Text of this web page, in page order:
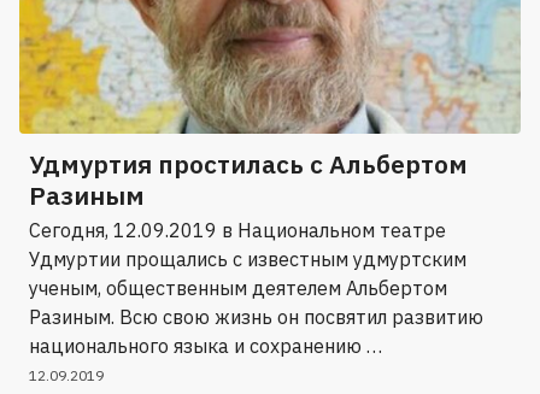
Удмуртия простилась с Альбертом
Разиным
Сегодня, 12.09.2019 в Национальном театре
Удмуртии прощались с известным удмуртским
ученым, общественным деятелем Альбертом
Разиным. Всю свою жизнь он посвятил развитию
национального языка и сохранению …
12.09.2019